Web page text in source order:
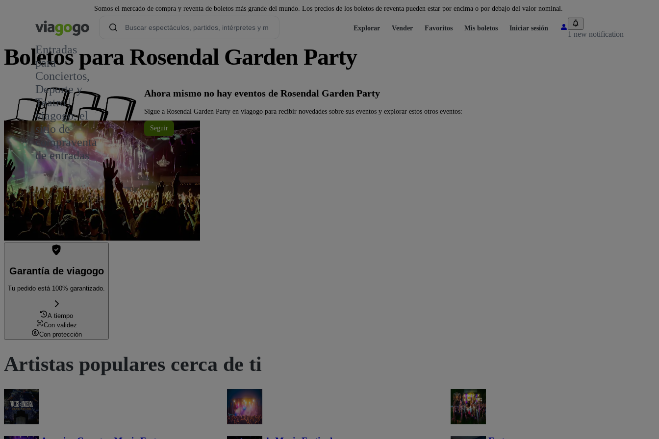
Somos el mercado de compra y reventa de boletos más grande del mundo. Los precios de los boletos de reventa pueden estar por encima o por debajo del valor nominal.
Entradas
para
Conciertos,
Deporte y
Teatro |
viagogo, el
sitio de
compraventa
de entradas
Explorar Vender Favoritos Mis boletos Iniciar sesión
1 new notification
Boletos para Rosendal Garden Party
Ahora mismo no hay eventos de Rosendal Garden Party
Sigue a Rosendal Garden Party en viagogo para recibir novedades sobre sus eventos y explorar estos otros eventos:
Seguir
Garantía de viagogo
Tu pedido está 100% garantizado.
A tiempo
Con validez
Con protección
Artistas populares cerca de ti